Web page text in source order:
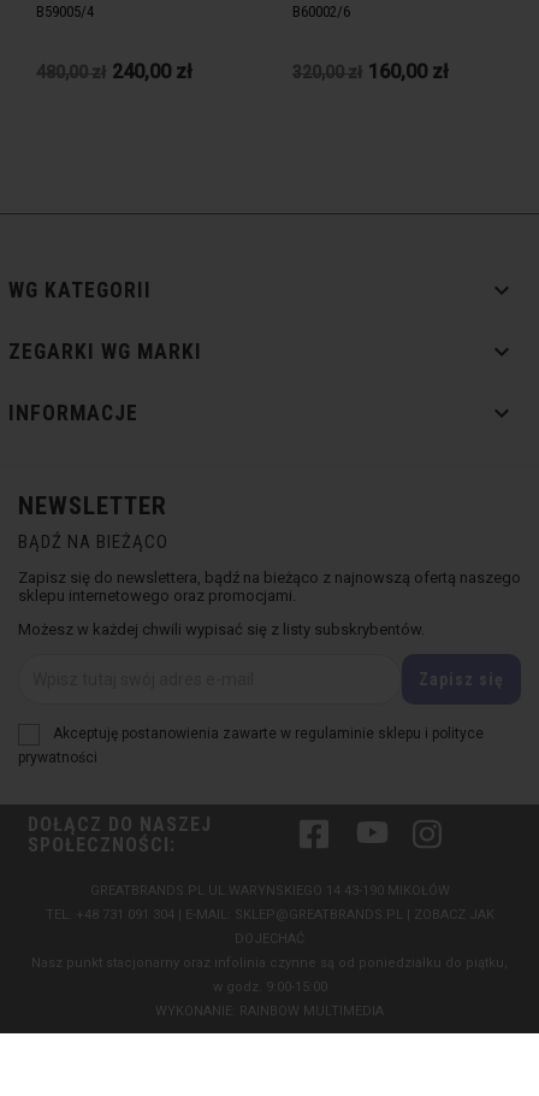
B59005/4
480,00 zł 240,00 zł
B60002/6
320,00 zł 160,00 zł
WG KATEGORII 
ZEGARKI WG MARKI 
INFORMACJE 
NEWSLETTER
BĄDŹ NA BIEŻĄCO
Zapisz się do newslettera, bądź na bieżąco z najnowszą ofertą naszego
sklepu internetowego oraz promocjami.
Możesz w każdej chwili wypisać się z listy subskrybentów.
Akceptuję postanowienia zawarte w regulaminie sklepu i polityce
prywatności
DOŁĄCZ DO NASZEJ
SPOŁECZNOŚCI:
FacebookYouTube
GREATBRANDS.PL UL.WARYNSKIEGO 14 43-190 MIKOŁÓW
TEL.
+48 731 091 304 | E-MAIL: SKLEP@GREATBRANDS.PL | ZOBACZ JAK
DOJECHAĆ
Nasz punkt stacjonarny oraz infolinia czynne są od poniedziałku do piątku,
w godz. 9:00-15:00
WYKONANIE: RAINBOW MULTIMEDIA